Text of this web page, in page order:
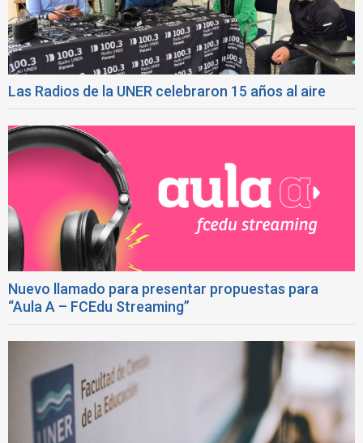
Las Radios de la UNER celebraron 15 años al aire
Nuevo llamado para presentar propuestas para
“Aula A – FCEdu Streaming”